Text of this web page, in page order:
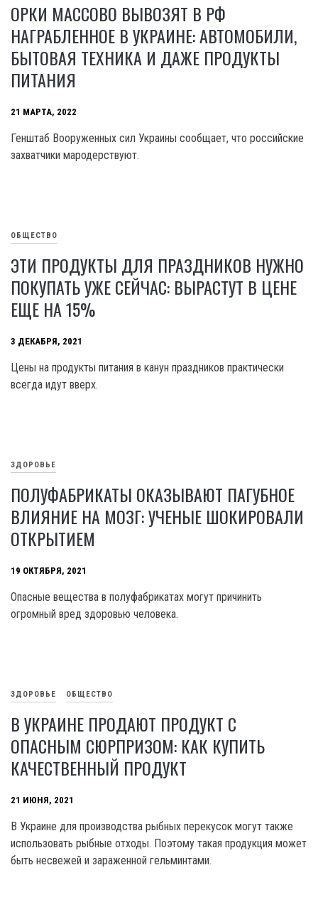
ОРКИ МАССОВО ВЫВОЗЯТ В РФ
НАГРАБЛЕННОЕ В УКРАИНЕ: АВТОМОБИЛИ,
БЫТОВАЯ ТЕХНИКА И ДАЖЕ ПРОДУКТЫ
ПИТАНИЯ
21 МАРТА, 2022
Генштаб Вооруженных сил Украины сообщает, что российские
захватчики мародерствуют.
ОБЩЕСТВО
ЭТИ ПРОДУКТЫ ДЛЯ ПРАЗДНИКОВ НУЖНО
ПОКУПАТЬ УЖЕ СЕЙЧАС: ВЫРАСТУТ В ЦЕНЕ
ЕЩЕ НА 15%
3 ДЕКАБРЯ, 2021
Цены на продукты питания в канун праздников практически
всегда идут вверх.
ЗДОРОВЬЕ
ПОЛУФАБРИКАТЫ ОКАЗЫВАЮТ ПАГУБНОЕ
ВЛИЯНИЕ НА МОЗГ: УЧЕНЫЕ ШОКИРОВАЛИ
ОТКРЫТИЕМ
19 ОКТЯБРЯ, 2021
Опасные вещества в полуфабрикатах могут причинить
огромный вред здоровью человека.
ЗДОРОВЬЕ ОБЩЕСТВО
В УКРАИНЕ ПРОДАЮТ ПРОДУКТ С
ОПАСНЫМ СЮРПРИЗОМ: КАК КУПИТЬ
КАЧЕСТВЕННЫЙ ПРОДУКТ
21 ИЮНЯ, 2021
В Украине для производства рыбных перекусок могут также
использовать рыбные отходы. Поэтому такая продукция может
быть несвежей и зараженной гельминтами.